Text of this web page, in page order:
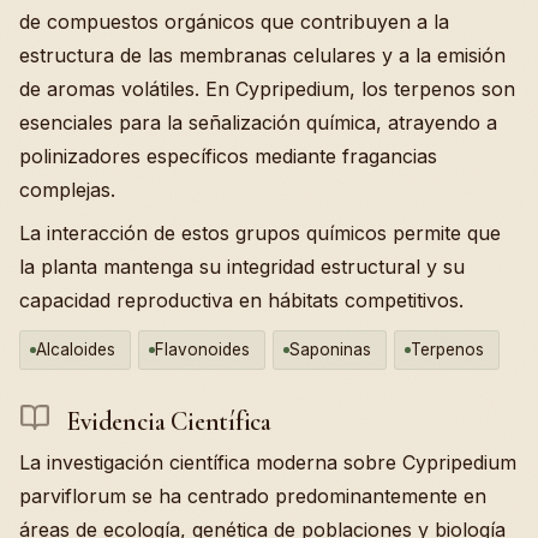
de compuestos orgánicos que contribuyen a la
estructura de las membranas celulares y a la emisión
de aromas volátiles. En Cypripedium, los terpenos son
esenciales para la señalización química, atrayendo a
polinizadores específicos mediante fragancias
complejas.
La interacción de estos grupos químicos permite que
la planta mantenga su integridad estructural y su
capacidad reproductiva en hábitats competitivos.
Alcaloides Flavonoides Saponinas Terpenos
Evidencia Científica
La investigación científica moderna sobre Cypripedium
parviflorum se ha centrado predominantemente en
áreas de ecología, genética de poblaciones y biología